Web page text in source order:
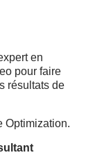
en
pour faire
résultats de
Optimization.